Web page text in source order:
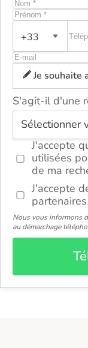
+33
Je souhaite
S'agit-il d'une
J'accepte
utilisées
de ma
J'accepte
partenaires
Nous vous informons
au démarchage